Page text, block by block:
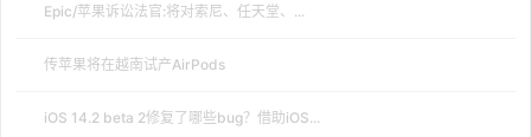
Epic/苹果诉讼法官:将对索尼、任天堂、...
传苹果将在越南试产AirPods
iOS 14.2 beta 2修复了哪些bug？借助iOS...